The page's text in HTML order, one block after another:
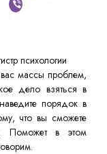
психологии
вас массы проблем,
дело взяться в
порядок в
что вы сможете
Поможет в этом